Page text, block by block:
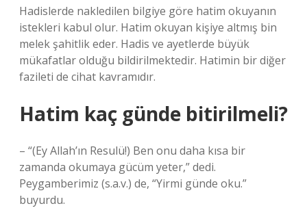
Hadislerde nakledilen bilgiye göre hatim okuyanın
istekleri kabul olur. Hatim okuyan kişiye altmış bin
melek şahitlik eder. Hadis ve ayetlerde büyük
mükafatlar olduğu bildirilmektedir. Hatimin bir diğer
fazileti de cihat kavramıdır.
Hatim kaç günde bitirilmeli?
– “(Ey Allah’ın Resulü!) Ben onu daha kısa bir
zamanda okumaya gücüm yeter,” dedi.
Peygamberimiz (s.a.v.) de, “Yirmi günde oku.”
buyurdu.